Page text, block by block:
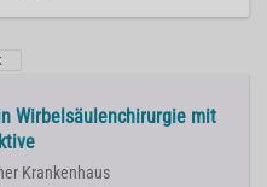
Wirbelsäulenchirurgie mit
Krankenhaus